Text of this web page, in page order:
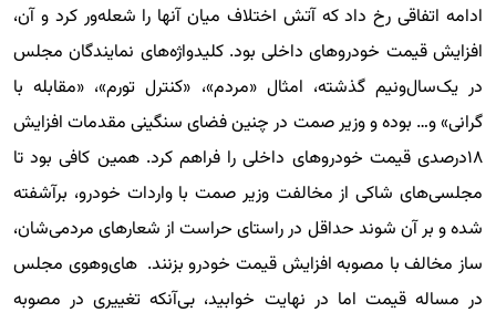
ادامه اتفاقی رخ داد که آتش اختلاف میان آنها را شعله‌ور کرد و آن،
افزایش قیمت خودروهای داخلی بود. کلیدواژه‌های نمایندگان مجلس
در یک‌سال‌ونیم گذشته، امثال «مردم»، «کنترل تورم»، «مقابله با
گرانی» و… بوده و وزیر صمت در چنین فضای سنگینی مقدمات افزایش
۱۸‌درصدی قیمت خودروهای داخلی را فراهم کرد. همین کافی بود تا
مجلسی‌های شاکی از مخالفت وزیر صمت با واردات خودرو، برآشفته
شده و بر آن شوند حداقل در راستای حراست از شعارهای مردمی‌شان،
‌ساز مخالف با مصوبه افزایش قیمت خودرو بزنند. های‌وهوی مجلس
در مساله قیمت اما در نهایت خوابید، بی‌آنکه تغییری در مصوبه